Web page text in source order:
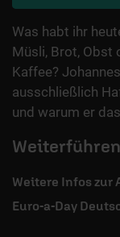
Was habt ihr
Müsli, Brot, Obst
Kaffee?
ausschließlich
und warum er
Weitere Infos zur
Euro-a-Day